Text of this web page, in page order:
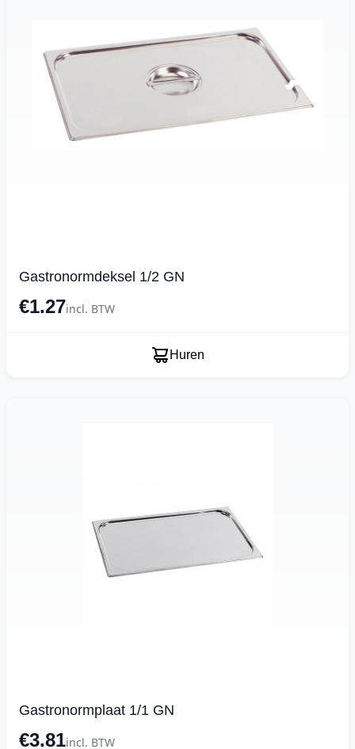
Gastronormdeksel 1/2 GN
€1.27incl. BTW
Huren
Gastronormplaat 1/1 GN
€3.81incl. BTW